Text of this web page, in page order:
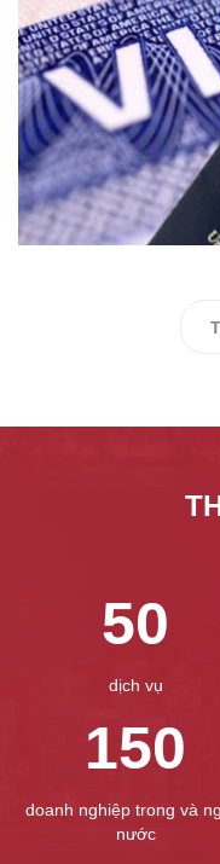
50
dịch vụ
150
doanh nghiệp trong và
nước